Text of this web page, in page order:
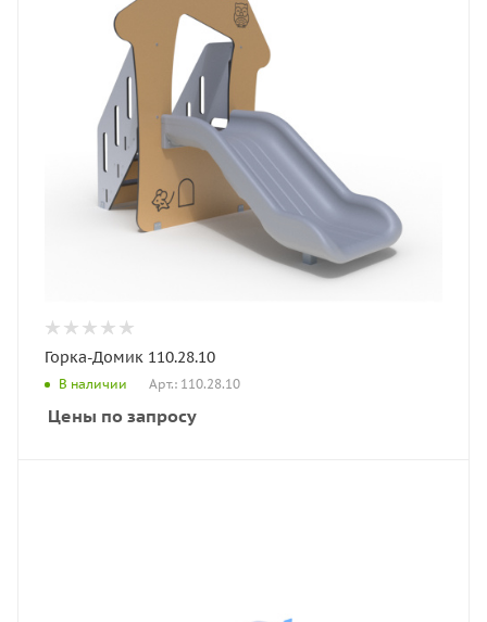
Горка-Домик 110.28.10
В наличии Арт.: 110.28.10
Цены по запросу